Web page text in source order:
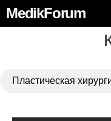
MedikForum
Пластическая